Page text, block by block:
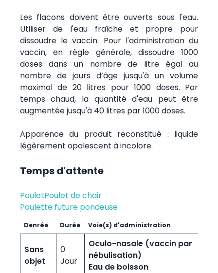
Les flacons doivent être ouverts sous l'eau.
Utiliser de l'eau fraîche et propre pour
dissoudre le vaccin. Pour l'administration du
vaccin, en règle générale, dissoudre 1000
doses dans un nombre de litre égal au
nombre de jours d’âge jusqu'à un volume
maximal de 20 litres pour 1000 doses. Par
temps chaud, la quantité d'eau peut être
augmentée jusqu'à 40 litres par 1000 doses.
Apparence du produit reconstitué : liquide
légèrement opalescent à incolore.
Temps d'attente
PouletPoulet de chair
Poulette future pondeuse
Denrée Durée Voie(s) d'administration
Sans
objet
0
Jour
Oculo-nasale (vaccin par
nébulisation)
Eau de boisson